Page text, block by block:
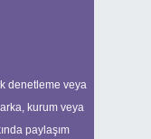
denetleme veya
kurum veya
paylaşım